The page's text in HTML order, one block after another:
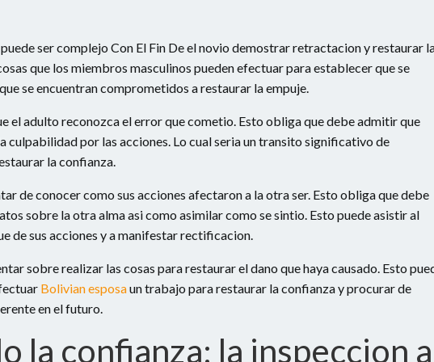
ser complejo Con El Fin De el novio demostrar retractacion y restaurar
que los miembros masculinos pueden efectuar para establecer que se
se encuentran comprometidos a restaurar la empuje.
el adulto reconozca el error que cometio. Esto obliga que debe admitir que
culpabilidad por las acciones. Lo cual seri­a un transito significativo de
la confianza.
de conocer como sus acciones afectaron a la otra ser. Esto obliga que debe
sobre la otra alma asi­ como asimilar como se sintio. Esto puede asistir al
de sus acciones y a manifestar rectificacion.
sobre realizar las cosas para restaurar el dano que haya causado. Esto
Bolivian esposaun trabajo para restaurar la confianza y procurar de
en el futuro.
la confianza: la inspeccion a